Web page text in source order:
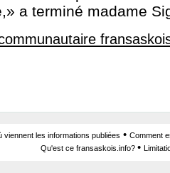
a terminé madame
viennent les informations publiées • Comment
Qu'est ce fransaskois.info? •